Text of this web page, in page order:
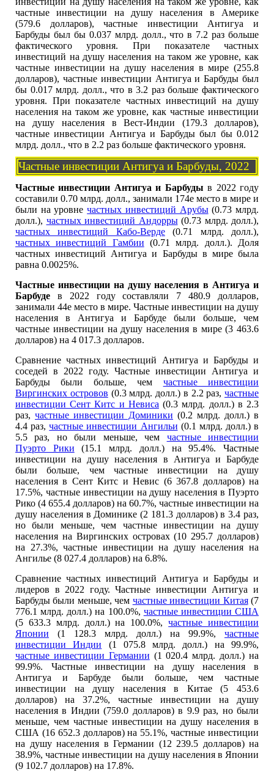
частные инвестиции на душу населения в Америке
(579.6 долларов), частные инвестиции Антигуа и
Барбуды был бы 0.037 млрд. долл., что в 7.2 раз больше
фактического уровня. При показателе частных
инвестиций на душу населения на таком же уровне, как
частные инвестиции на душу населения в мире (255.8
долларов), частные инвестиции Антигуа и Барбуды был
бы 0.017 млрд. долл., что в 3.2 раз больше фактического
уровня. При показателе частных инвестиций на душу
населения на таком же уровне, как частные инвестиции
на душу населения в Вест-Индии (179.3 долларов),
частные инвестиции Антигуа и Барбуды был бы 0.012
млрд. долл., что в 2.2 раз больше фактического уровня.
Частные инвестиции Антигуа и Барбуды, 2022
Частные инвестиции Антигуа и Барбуды в 2022 году
составили 0.70 млрд. долл., занимали 174е место в мире и
были на уровнечастных инвестиций Арубы(0.73 млрд.
долл.), частных инвестиций Андорры(0.73 млрд. долл.),
частных инвестиций Кабо-Верде(0.71 млрд. долл.),
частных инвестиций Гамбии (0.71 млрд. долл.). Доля
частных инвестиций Антигуа и Барбуды в мире была
равна 0.0025%.
Частные инвестиции на душу населения в Антигуа и
Барбуде в 2022 году составляли 7 480.9 долларов,
занимали 44е место в мире. Частные инвестиции на душу
населения в Антигуа и Барбуде были больше, чем
частные инвестиции на душу населения в мире (3 463.6
долларов) на 4 017.3 долларов.
Сравнение частных инвестиций Антигуа и Барбуды и
соседей в 2022 году. Частные инвестиции Антигуа и
Барбуды были больше, чем частные инвестиции
Виргинских островов (0.3 млрд. долл.) в 2.2 раз, частные
инвестиции Сент Китс и Невиса (0.3 млрд. долл.) в 2.3
раз, частные инвестиции Доминики (0.2 млрд. долл.) в
4.4 раз,частные инвестиции Ангильи (0.1 млрд. долл.) в
5.5 раз, но были меньше, чем частные инвестиции
Пуэрто Рики (15.1 млрд. долл.) на 95.4%. Частные
инвестиции на душу населения в Антигуа и Барбуде
были больше, чем частные инвестиции на душу
населения в Сент Китс и Невис (6 367.8 долларов) на
17.5%, частные инвестиции на душу населения в Пуэрто
Рико (4 655.4 долларов) на 60.7%, частные инвестиции на
душу населения в Доминике (2 181.3 долларов) в 3.4 раз,
но были меньше, чем частные инвестиции на душу
населения на Виргинских островах (10 295.7 долларов)
на 27.3%, частные инвестиции на душу населения на
Ангилье (8 027.4 долларов) на 6.8%.
Сравнение частных инвестиций Антигуа и Барбуды и
лидеров в 2022 году. Частные инвестиции Антигуа и
Барбуды были меньше, чем частные инвестиции Китая(7
776.1 млрд. долл.) на 100.0%, частные инвестиции США
(5 633.3 млрд. долл.) на 100.0%,частные инвестиции
Японии (1 128.3 млрд. долл.) на 99.9%, частные
инвестиции Индии (1 075.8 млрд. долл.) на 99.9%,
частные инвестиции Германии (1 020.4 млрд. долл.) на
99.9%. Частные инвестиции на душу населения в
Антигуа и Барбуде были больше, чем частные
инвестиции на душу населения в Китае (5 453.6
долларов) на 37.2%, частные инвестиции на душу
населения в Индии (759.0 долларов) в 9.9 раз, но были
меньше, чем частные инвестиции на душу населения в
США (16 652.3 долларов) на 55.1%, частные инвестиции
на душу населения в Германии (12 239.5 долларов) на
38.9%, частные инвестиции на душу населения в Японии
(9 102.7 долларов) на 17.8%.